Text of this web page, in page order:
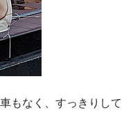
もなく、すっきりして